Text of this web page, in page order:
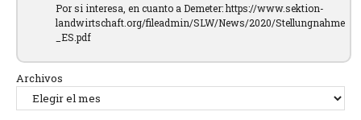
Por si interesa, en cuanto a Demeter: https://www.sektion-
landwirtschaft.org/fileadmin/SLW/News/2020/Stellungnahme
_ES.pdf
Archivos